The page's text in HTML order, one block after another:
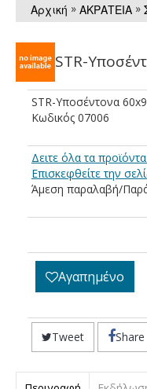
Αρχική » ΑΚΡΑΤΕΙΑ »
STR-
STR-Υποσέντονα
Kωδικός 07006
Δειτε όλα τα
Eπισκεφθείτε την
Άμεση παραλαβή/
Αγαπημένο
Tweet Share